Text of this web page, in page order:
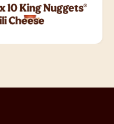
10 King Nuggets®
Cheese